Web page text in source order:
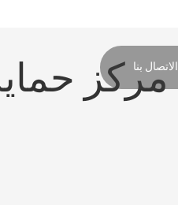
الاتصال بنا
مركز